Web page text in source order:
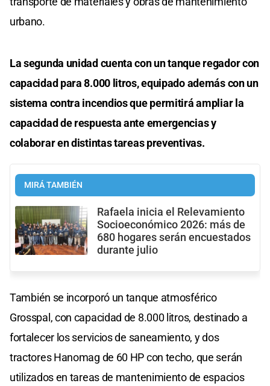
urbano.
La segunda unidad cuenta con un tanque regador con
capacidad para 8.000 litros, equipado además con un
sistema contra incendios que permitirá ampliar la
capacidad de respuesta ante emergencias y
colaborar en distintas tareas preventivas.
MIRÁ TAMBIÉN
Rafaela inicia el Relevamiento
Socioeconómico 2026: más de
680 hogares serán encuestados
durante julio
También se incorporó un tanque atmosférico
Grosspal, con capacidad de 8.000 litros, destinado a
fortalecer los servicios de saneamiento, y dos
tractores Hanomag de 60 HP con techo, que serán
utilizados en tareas de mantenimiento de espacios